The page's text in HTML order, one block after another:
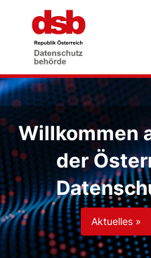
Willkommen
der
Aktuelles »